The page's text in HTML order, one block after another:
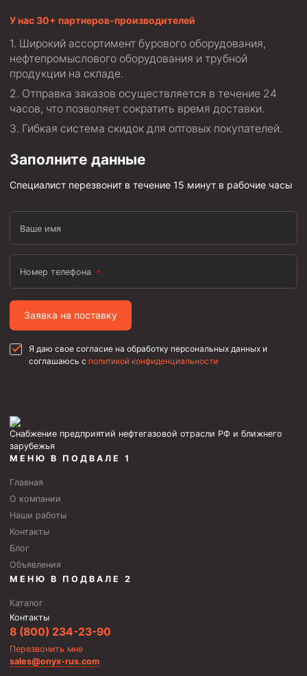
Муфта ОТТМ 114
Муфта ОТТГ 168
Муфта ОТТГ 146
Муфта ОТТГ 127
Задвижки буровые
Буровые насосы
Противовыбросовое оборудование
Системы верхнего привода (СВП)
Элеваторы трубные
Буровые установки
Патрубки цементировочные ПЦ
Краны шаровые КШЗ
Устройство экранирующее для цементирования
скважин УЭЦС
Турбулизаторы типа ЦТ
Переводники
Кольца ограничительные ПЦ и ЦЦ
Клапаны обратные
Краны шаровые и пробковые
Муфты ступенчатого цементирования
У нас 30+ партнеров-производителей
Широкий ассортимент бурового оборудования,
нефтепромыслового оборудования и трубной
продукции на складе.
Отправка заказов осуществляется в течение 24
часов, что позволяет сократить время доставки.
Гибкая система скидок для оптовых покупателей.
Заполните данные
Специалист перезвонит в течение 15 минут в рабочие часы
Ваше имя
Номер телефона
Заявка на поставку
Я даю свое согласие на обработку персональных данных и
соглашаюсь с политикой конфиденциальности
Снабжение предприятий нефтегазовой отрасли РФ и ближнего
зарубежья
МЕНЮ В ПОДВАЛЕ 1
Главная
О компании
Наши работы
Контакты
Блог
Объявления
МЕНЮ В ПОДВАЛЕ 2
Каталог
Контакты
8 (800) 234-23-90
Перезвонить мне
sales@onyx-rus.com